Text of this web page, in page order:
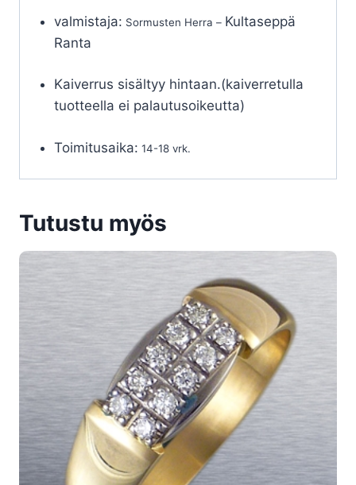
valmistaja: Sormusten Herra – Kultaseppä
Ranta
Kaiverrus sisältyy hintaan.(kaiverretulla
tuotteella ei palautusoikeutta)
Toimitusaika: 14-18 vrk.
Tutustu myös